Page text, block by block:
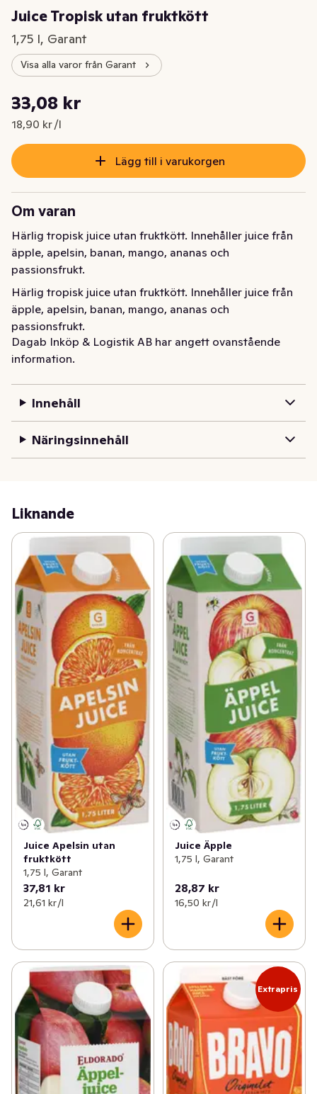
Juice Tropisk utan fruktkött
1,75 l, Garant
Visa alla varor från Garant
Nuvarande pris är: 33,08 kr
33,08 kr
18,90 kr /l
Styckpris: 18,90 kr /l
Lägg till i varukorgen
Om varan
Härlig tropisk juice utan fruktkött. Innehåller juice från
äpple, apelsin, banan, mango, ananas och
passionsfrukt.
Härlig tropisk juice utan fruktkött. Innehåller juice från
äpple, apelsin, banan, mango, ananas och
passionsfrukt.
Dagab Inköp & Logistik AB har angett ovanstående
information.
Innehåll
Näringsinnehåll
Liknande
Juice Apelsin utan
fruktkött
1,75 l, Garant
37,81 kr
21,61 kr /l
Juice Äpple
1,75 l, Garant
28,87 kr
16,50 kr /l
Extrapris